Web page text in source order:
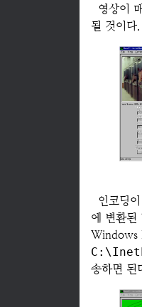
영상이
될 것이다.
인코딩
에 변환된
Windows
송하면 된